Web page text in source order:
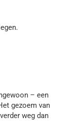
– een
gezoem van
weg dan